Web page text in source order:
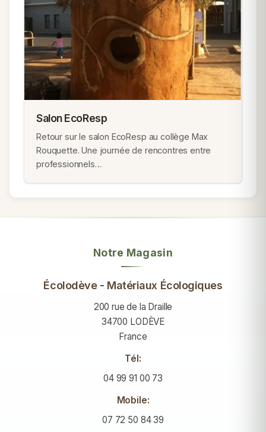
Salon EcoResp
Retour sur le salon EcoResp au collège Max
Rouquette. Une journée de rencontres entre
professionnels…
Notre Magasin
Écolodève - Matériaux Écologiques
200 rue de la Draille
34700 LODÈVE
France
Tél:
04 99 91 00 73
Mobile:
07 72 50 84 39